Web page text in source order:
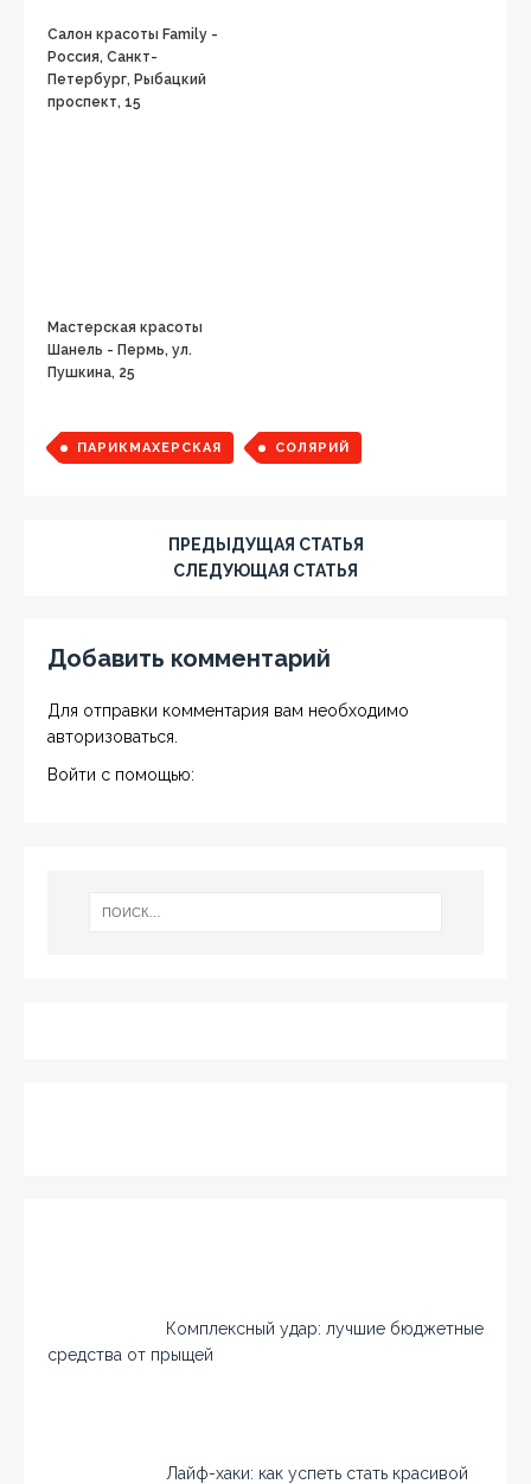
Салон красоты Family -
Россия, Санкт-
Петербург, Рыбацкий
проспект, 15
Мастерская красоты
Шанель - Пермь, ул.
Пушкина, 25
ПАРИКМАХЕРСКАЯ СОЛЯРИЙ
ПРЕДЫДУЩАЯ СТАТЬЯ
СЛЕДУЮЩАЯ СТАТЬЯ
Добавить комментарий
Для отправки комментария вам необходимо
авторизоваться
Войти с помощью:
Комплексный удар: лучшие бюджетные
средства от прыщей
Лайф-хаки: как успеть стать красивой